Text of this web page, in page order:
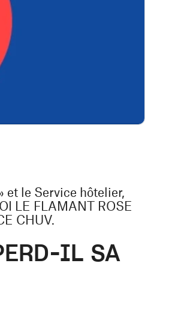
et le Service hôtelier,
LE FLAMANT ROSE
CHUV.
IL SA